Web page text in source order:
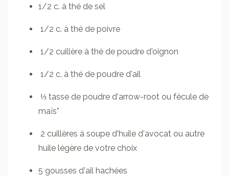
1/2 c. à thé de sel
1/2 c. à thé de poivre
1/2 cuillère à thé de poudre d'oignon
1/2 c. à thé de poudre d'ail
⅓ tasse de poudre d'arrow-root ou fécule de
maïs*
2 cuillères à soupe d'huile d'avocat ou autre
huile légère de votre choix
5 gousses d'ail hachées